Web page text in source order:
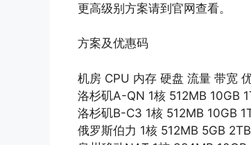
更高级别方案请到官网查看。
方案及优惠码
机房 CPU 内存 硬盘 流量 带宽
洛杉矶A-QN 1核 512MB 10GB
洛杉矶B-C3 1核 512MB 10GB
俄罗斯伯力 1核 512MB 5GB